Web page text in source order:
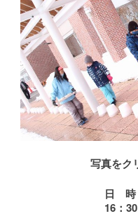
写真をク
日 時
16 ：30